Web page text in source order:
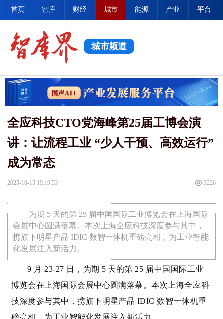
首页 智库 财经 城市 能源 产业 平台
城市频道
全应科技CTO党海峰第25届工博会演
讲：让流程工业 “少人干预、高效运行”
成为常态
2025-10-15 19:19:53 3226
为期 5 天的第 25 届中国国际工业博览会在上海国际
会展中心圆满落幕。本次上海全应科技深度参与其中，
携旗下明星产品 IDIC 数智一体机重磅亮相，为工业智能
化发展注入新活力。
9 月 23-27 日， 为期 5 天的第 25 届中国国际工业
博览会在上海国际会展中心圆满落幕。本次上海全应科
技深度参与其中，携旗下明星产品 IDIC 数智一体机重
磅亮相，为工业智能化发展注入新活力。